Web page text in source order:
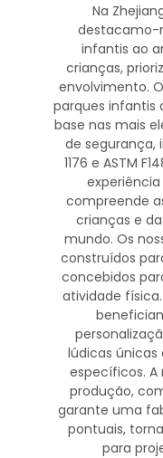
Na
destacamo-
infantis ao
crianças,
envolvimento.
parques infantis
base nas mais
de segurança,
1176 e ASTM
compreende
crianças e
mundo. Os
construídos
concebidos
atividade
lúdicas
específicos. A
produção,
garante uma
pontuais,
para